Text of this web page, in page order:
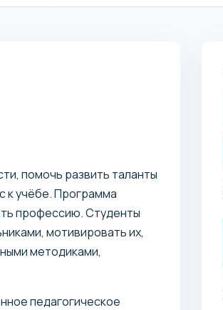
помочь развить таланты
к учёбе. Программа
профессию. Студенты
мотивировать их,
методиками,
педагогическое